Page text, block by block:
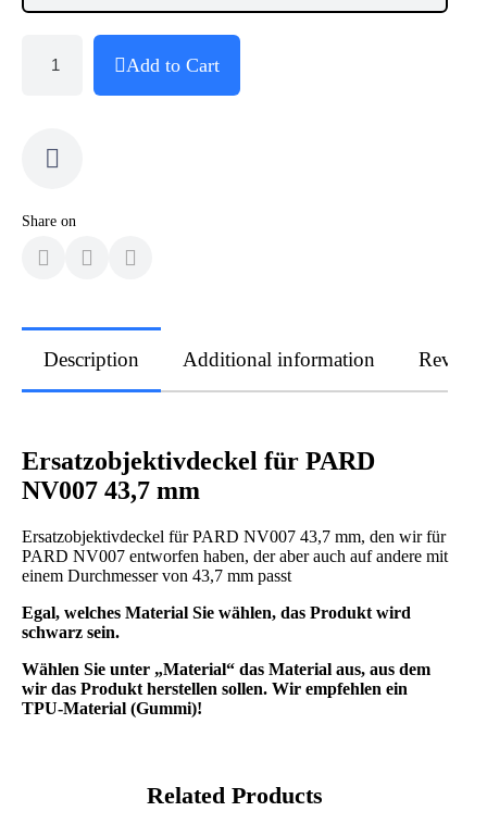
Add to Cart
Share on
Description Additional information
Ersatzobjektivdeckel für PARD
NV007 43,7 mm
Ersatzobjektivdeckel für PARD NV007 43,7 mm, den wir für
PARD NV007 entworfen haben, der aber auch auf andere mit
einem Durchmesser von 43,7 mm passt
Egal, welches Material Sie wählen, das Produkt wird
schwarz sein.
Wählen Sie unter „Material“ das Material aus, aus dem
wir das Produkt herstellen sollen. Wir empfehlen ein
TPU-Material (Gummi)!
Related Products